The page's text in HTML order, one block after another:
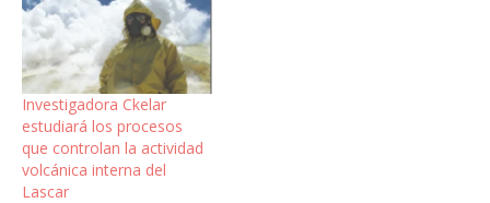
Investigadora Ckelar
estudiará los procesos
que controlan la actividad
volcánica interna del
Lascar